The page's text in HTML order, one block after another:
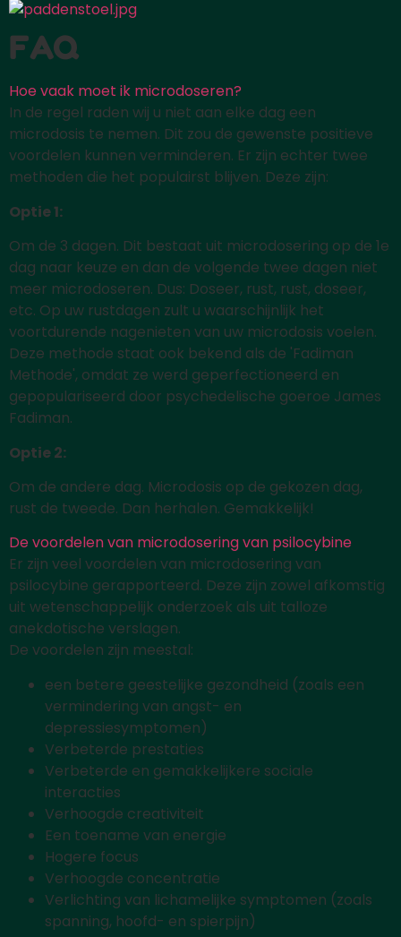
FAQ
Hoe vaak moet ik microdoseren?
In de regel raden wij u niet aan elke dag een
microdosis te nemen. Dit zou de gewenste positieve
voordelen kunnen verminderen. Er zijn echter twee
methoden die het populairst blijven. Deze zijn:
Optie 1:
Om de 3 dagen. Dit bestaat uit microdosering op de 1e
dag naar keuze en dan de volgende twee dagen niet
meer microdoseren. Dus: Doseer, rust, rust, doseer,
etc. Op uw rustdagen zult u waarschijnlijk het
voortdurende nagenieten van uw microdosis voelen.
Deze methode staat ook bekend als de 'Fadiman
Methode', omdat ze werd geperfectioneerd en
gepopulariseerd door psychedelische goeroe James
Fadiman.
Optie 2:
Om de andere dag. Microdosis op de gekozen dag,
rust de tweede. Dan herhalen. Gemakkelijk!
De voordelen van microdosering van psilocybine
Er zijn veel voordelen van microdosering van
psilocybine gerapporteerd. Deze zijn zowel afkomstig
uit wetenschappelijk onderzoek als uit talloze
anekdotische verslagen.
De voordelen zijn meestal:
een betere geestelijke gezondheid (zoals een
vermindering van angst- en
depressiesymptomen)
Verbeterde prestaties
Verbeterde en gemakkelijkere sociale
interacties
Verhoogde creativiteit
Een toename van energie
Hogere focus
Verhoogde concentratie
Verlichting van lichamelijke symptomen (zoals
spanning, hoofd- en spierpijn)